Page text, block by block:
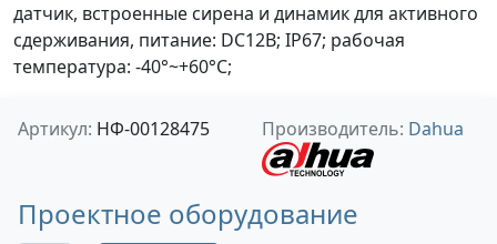
датчик, встроенные сирена и динамик для активного
сдерживания, питание: DC12В; IP67; рабочая
температура: -40°~+60°С;
Артикул: НФ-00128475 Производитель: Dahua
Проектное оборудование